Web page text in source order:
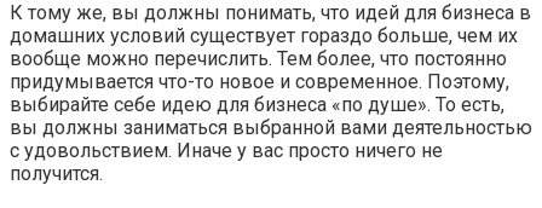
К тому же, вы должны понимать, что идей для бизнеса в
домашних условий существует гораздо больше, чем их
вообще можно перечислить. Тем более, что постоянно
придумывается что-то новое и современное. Поэтому,
выбирайте себе идею для бизнеса «по душе». То есть,
вы должны заниматься выбранной вами деятельностью
с удовольствием. Иначе у вас просто ничего не
получится.